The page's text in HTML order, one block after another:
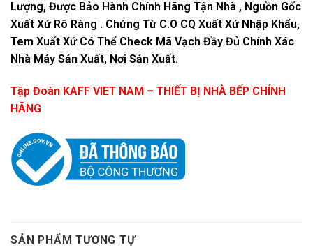
Lượng, Được Bảo Hành Chính Hãng Tận Nhà , Nguồn Gốc
Xuất Xứ Rõ Ràng . Chứng Từ C.O CQ Xuất Xứ Nhập Khẩu,
Tem Xuất Xứ Có Thể Check Mã Vạch Đầy Đủ Chính Xác
Nhà Máy Sản Xuất, Nơi Sản Xuất.
Tập Đoàn KAFF VIET NAM – THIẾT BỊ NHÀ BẾP CHÍNH
HÃNG
SẢN PHẨM TƯƠNG TỰ